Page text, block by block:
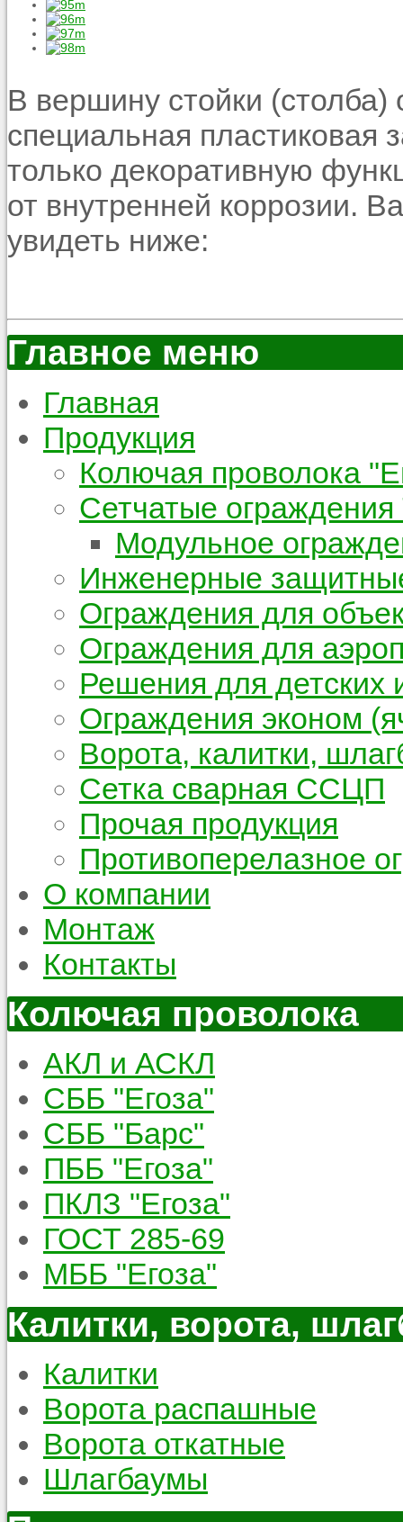
В вершину стойки (столба)
специальная пластиковая
только декоративную
от внутренней коррозии.
увидеть ниже:
Главное меню
Главная
Продукция
Колючая проволока
Сетчатые
Модульное
Инженерные
Ограждения для
Ограждения для
Решения для детских
Ограждения эконом
Ворота, калитки,
Сетка сварная ССЦП
Прочая продукция
Противоперелазное
О компании
Монтаж
Контакты
Колючая проволока
АКЛ и АСКЛ
СББ "Егоза"
СББ "Барс"
ПББ "Егоза"
ПКЛЗ "Егоза"
ГОСТ 285-69
МББ "Егоза"
Калитки, ворота,
Калитки
Ворота распашные
Ворота откатные
Шлагбаумы